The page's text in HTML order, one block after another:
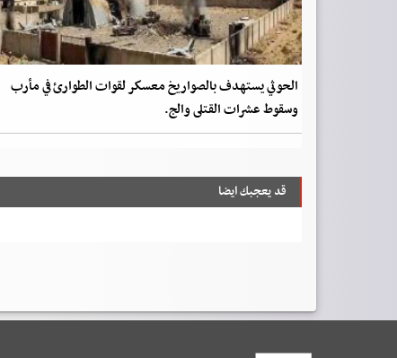
الحوثي يستهدف بالصواريخ معسكر لقوات الطوارئ في مأرب
وسقوط عشرات القتلى والج.
قد يعجبك ايضا